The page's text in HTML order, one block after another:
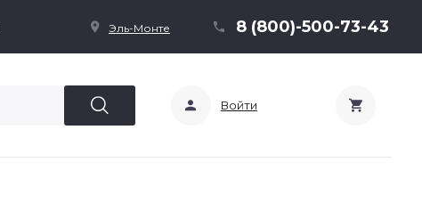
Эль-Монте 8 (800)-500-73-43
Войти